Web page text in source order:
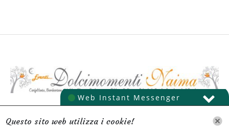
INFORMATIVA SUL TRATTAMENTO DEI DATI
Questo sito web utilizza i cookie!